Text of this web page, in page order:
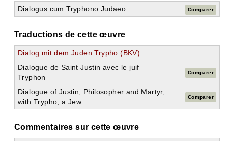
Dialogus cum Tryphono Judaeo Comparer
Traductions de cette œuvre
Dialog mit dem Juden Trypho (BKV)
Dialogue de Saint Justin avec le juif
Tryphon
Comparer
Dialogue of Justin, Philosopher and Martyr,
with Trypho, a Jew
Comparer
Commentaires sur cette œuvre